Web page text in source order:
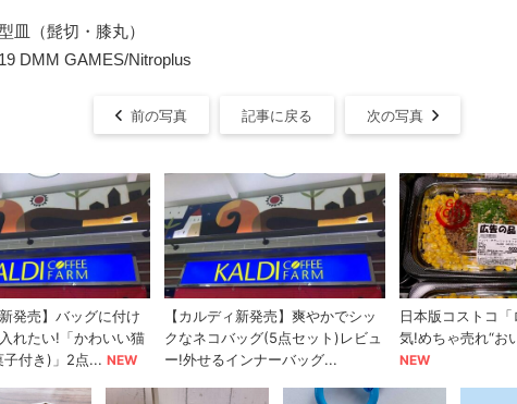
皿（髭切・膝丸）
DMM GAMES/Nitroplus
前の写真 記事に戻る 次の写真